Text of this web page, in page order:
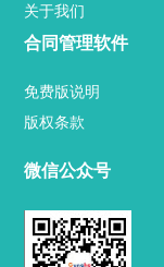
关于我们
联系方式
热门标签 TAG
机构链接
关于我们
合同管理软件
免费版说明
版权条款
微信公众号